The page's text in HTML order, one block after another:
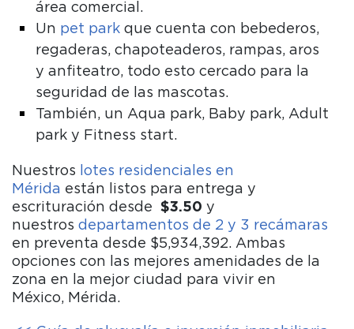
área comercial.
Un pet park que cuenta con bebederos,
regaderas, chapoteaderos, rampas, aros
y anfiteatro, todo esto cercado para la
seguridad de las mascotas.
También, un Aqua park, Baby park, Adult
park y Fitness start.
Nuestros
lotes residenciales en
Mérida están listos para entrega y
escrituración desde
$3.50 y
nuestros departamentos de 2 y 3 recámaras
en preventa desde $5,934,392. Ambas
opciones con las mejores amenidades de la
zona en la mejor ciudad para vivir en
México, Mérida.